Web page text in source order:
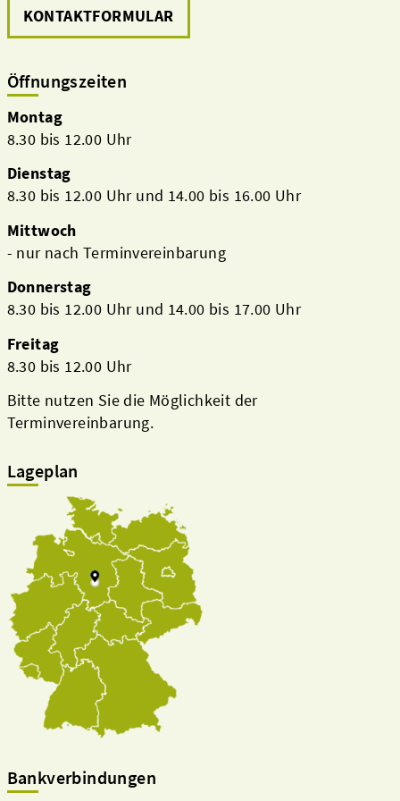
KONTAKTFORMULAR
Öffnungszeiten
Montag
8.30 bis 12.00 Uhr
Dienstag
8.30 bis 12.00 Uhr und 14.00 bis 16.00 Uhr
Mittwoch
- nur nach Terminvereinbarung
Donnerstag
8.30 bis 12.00 Uhr und 14.00 bis 17.00 Uhr
Freitag
8.30 bis 12.00 Uhr
Bitte nutzen Sie die Möglichkeit der
Terminvereinbarung.
Lageplan
Bankverbindungen